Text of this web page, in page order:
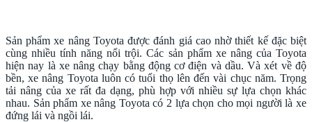
Sản phẩm xe nâng Toyota được đánh giá cao nhờ thiết kế đặc biệt
cùng nhiều tính năng nổi trội. Các sản phẩm xe nâng của Toyota
hiện nay là xe nâng chạy bằng động cơ điện và dầu. Và xét về độ
bền, xe nâng Toyota luôn có tuổi thọ lên đến vài chục năm. Trọng
tải nâng của xe rất đa dạng, phù hợp với nhiều sự lựa chọn khác
nhau. Sản phẩm xe nâng Toyota có 2 lựa chọn cho mọi người là xe
đứng lái và ngồi lái.